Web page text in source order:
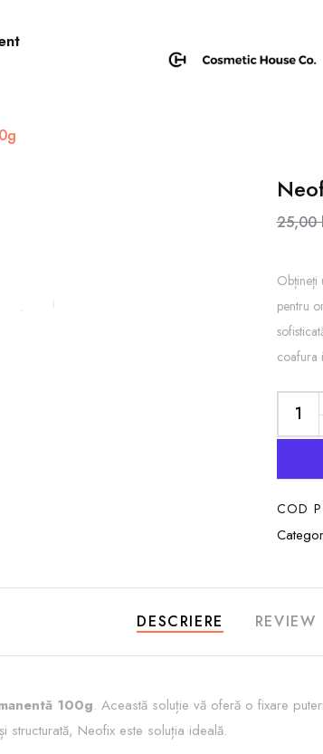
25,00
Obțineți
pentru
coafura
COD
DESCRIERE REVIEW
100g. Această soluție vă oferă o fixare
structurată, Neofix este soluția ideală.